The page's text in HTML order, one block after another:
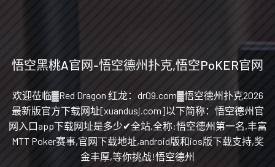
悟空黑桃A官网-悟空德州扑克,悟空PoKER官网
欢迎莅临▓Red Dragon 红龙：dr09.com▓悟空德州扑克2026
最新版官方下载网址[xuandusj.com]以下简称：悟空德州官
网入口app下载网址是多少✔全站,全称:悟空德州第一名,丰富
MTT Poker赛事,官网下载地址,android版和ios版下载支持,奖
金丰厚,等你挑战!悟空德州